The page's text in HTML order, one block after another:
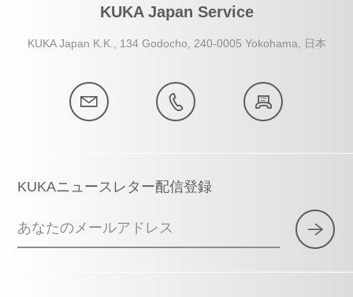
KUKA Japan Service
KUKA Japan K.K., 134 Godocho, 240-0005 Yokohama, 日本
KUKAニュースレター配信登録
あなたのメールアドレス